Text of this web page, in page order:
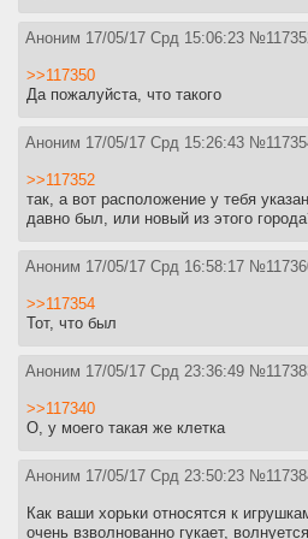
Аноним 17/05/17 Срд 15:06:23 №
>>117350
Да пожалуйста, что такого
Аноним 17/05/17 Срд 15:26:43 №
>>117352
так, а вот расположение у тебя
давно был, или новый из этого
Аноним 17/05/17 Срд 16:58:17 №
>>117354
Тот, что был
Аноним 17/05/17 Срд 23:36:49 №
>>117340
О, у моего такая же клетка
Аноним 17/05/17 Срд 23:50:23 №
Как ваши хорьки относятся к
очень взволнованно гукает,